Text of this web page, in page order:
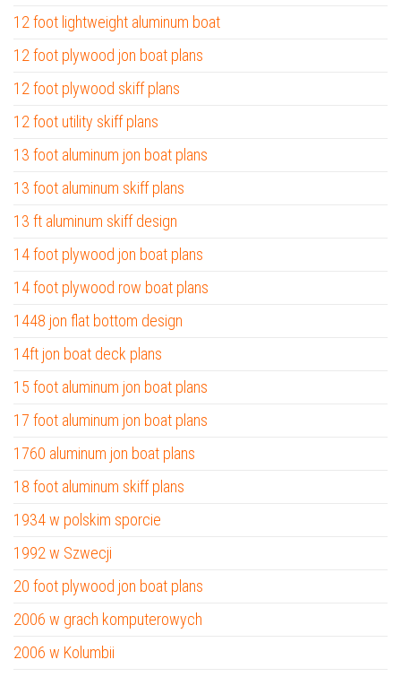
12 foot lightweight aluminum boat
12 foot plywood jon boat plans
12 foot plywood skiff plans
12 foot utility skiff plans
13 foot aluminum jon boat plans
13 foot aluminum skiff plans
13 ft aluminum skiff design
14 foot plywood jon boat plans
14 foot plywood row boat plans
1448 jon flat bottom design
14ft jon boat deck plans
15 foot aluminum jon boat plans
17 foot aluminum jon boat plans
1760 aluminum jon boat plans
18 foot aluminum skiff plans
1934 w polskim sporcie
1992 w Szwecji
20 foot plywood jon boat plans
2006 w grach komputerowych
2006 w Kolumbii